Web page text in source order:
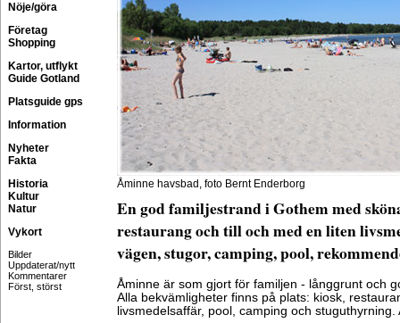
Nöje/göra
Företag
Shopping
Kartor, utflykt
Guide Gotland
Platsguide gps
Information
Nyheter
Fakta
Historia
Kultur
Natur
Vykort
Bilder
Uppdaterat/nytt
Kommentarer
Först, störst
Åminne havsbad, foto Bernt Enderborg
En god familjestrand i Gothem med
restaurang och till och med en liten
vägen, stugor, camping, pool,
Åminne är som gjort för familjen - långgrunt och
Alla bekvämligheter finns på plats: kiosk,
livsmedelsaffär, pool, camping och